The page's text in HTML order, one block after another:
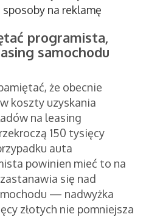
na reklamę
programista,
samochodu
że obecnie
koszty uzyskania
na leasing
150 tysięcy
auta
powinien mieć to na
się nad
— nadwyżka
złotych nie pomniejsza